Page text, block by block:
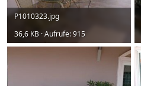
P1010323.jpg
36,6 KB · Aufrufe: 915